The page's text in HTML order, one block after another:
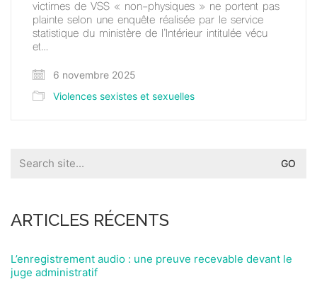
victimes de VSS « non-physiques » ne portent pas
plainte selon une enquête réalisée par le service
statistique du ministère de l’Intérieur intitulée vécu
et…
6 novembre 2025
Violences sexistes et sexuelles
for:
ARTICLES RÉCENTS
L’enregistrement audio : une preuve recevable devant le
juge administratif